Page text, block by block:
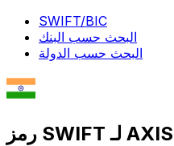
SWIFT/BIC
البحث حسب البنك
البحث حسب الدولة